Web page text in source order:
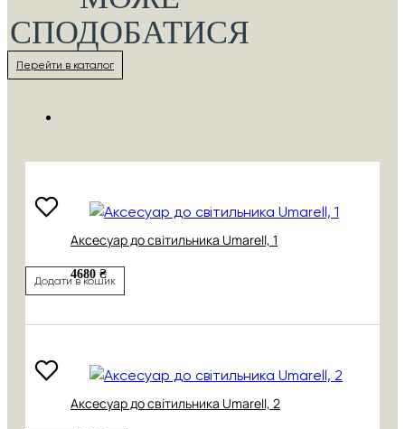
СПОДОБАТИСЯ
Перейти в каталог
Аксесуар до світильника Umarell, 1
4680 ₴
Додати в кошик
Аксесуар до світильника Umarell, 2